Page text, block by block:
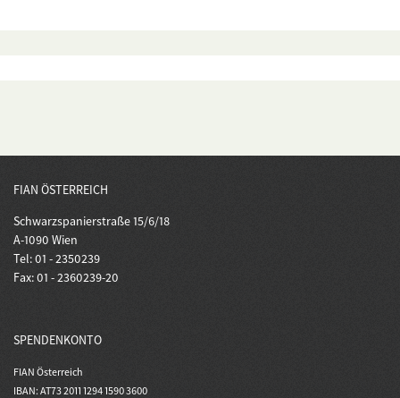
FIAN ÖSTERREICH
Schwarzspanierstraße 15/6/18
A-1090 Wien
Tel: 01 - 2350239
Fax: 01 - 2360239-20
SPENDENKONTO
FIAN Österreich
IBAN: AT73 2011 1294 1590 3600